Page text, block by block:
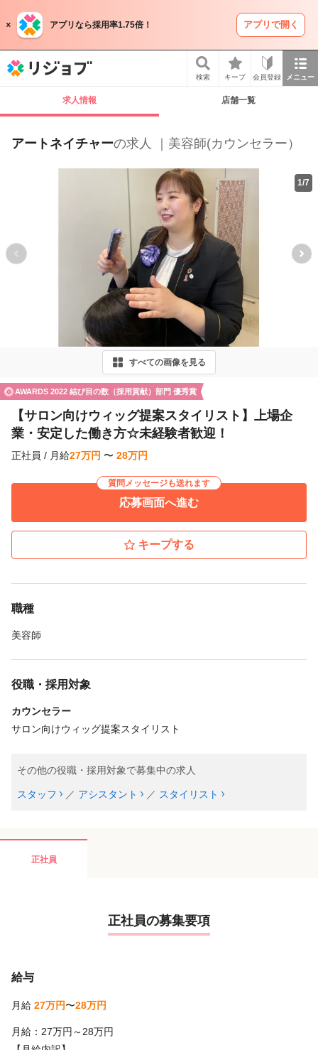
アプリなら採用率1.75倍！ アプリで開く
検索 キープ 会員登録 メニュー
求人情報 店舗一覧
アートネイチャーの求人 ｜美容師(カウンセラー）
1/7
すべての画像を見る
AWARDS 2022 結び目の数（採用貢献）部門 優秀賞
【サロン向けウィッグ提案スタイリスト】上場企
業・安定した働き方☆未経験者歓迎！
正社員 / 月給27万円 〜 28万円
質問メッセージも送れます
応募画面へ進む
キープする
職種
美容師
役職・採用対象
カウンセラー
サロン向けウィッグ提案スタイリスト
その他の役職・採用対象で募集中の求人
スタッフ ／ アシスタント ／ スタイリスト
正社員
正社員の募集要項
給与
月給 27万円〜28万円
月給：27万円～28万円